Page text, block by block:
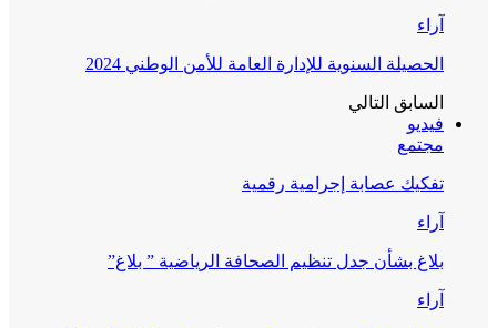
آراء
الحصيلة السنوية للإدارة العامة للأمن الوطني 2024
السابق التالي
فيديو
مجتمع
تفكيك عصابة إجرامية رقمية
آراء
بلاغ بشأن جدل تنظيم الصحافة الرياضية ” بلاغ”
آراء